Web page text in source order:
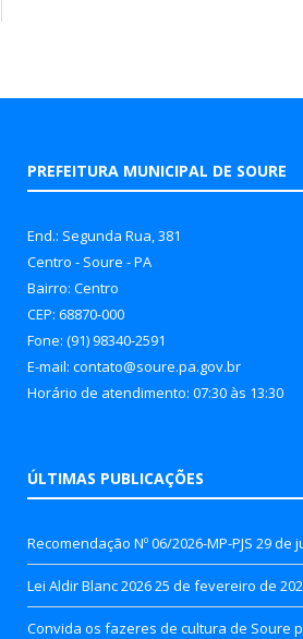
PREFEITURA MUNICIPAL DE SOURE
End.: Segunda Rua, 381
Centro - Soure - PA
Bairro: Centro
CEP: 68870-000
Fone: (91) 98340-2591
E-mail: contato@soure.pa.gov.br
Horário de atendimento: 07:30 às 13:30
ÚLTIMAS PUBLICAÇÕES
Recomendação Nº 06/2026-MP-PJS 29 de
Lei Aldir Blanc 202625 de fevereiro de
Convida os fazeres de cultura de Soure